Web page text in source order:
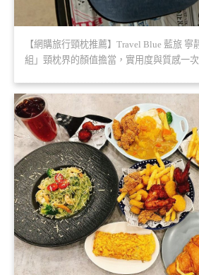
【網購旅行頸枕推薦】Travel Blue 藍旅 寧
組」頸枕界的顏值擔當，實用度與質感一次